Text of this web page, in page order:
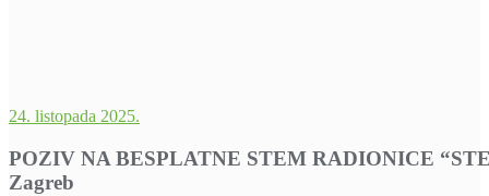
24. listopada 2025.
POZIV NA BESPLATNE STEM RADIONICE
Zagreb